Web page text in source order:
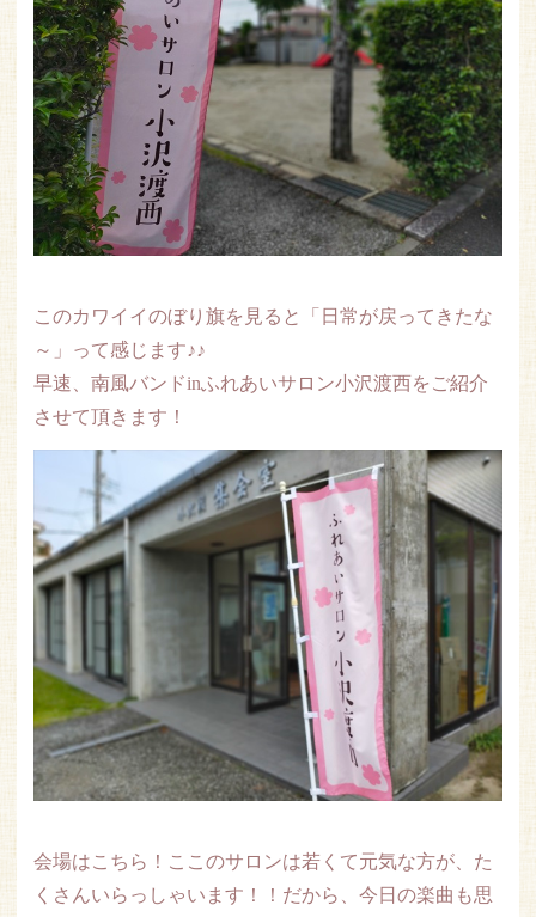
このカワイイのぼり旗を見ると「日常が戻ってきたな
～」って感じます♪♪
早速、南風バンドinふれあいサロン小沢渡西をご紹介
させて頂きます！
会場はこちら！ここのサロンは若くて元気な方が、た
くさんいらっしゃいます！！だから、今日の楽曲も思